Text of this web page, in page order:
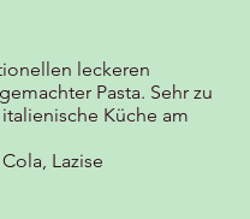
leckeren
Pasta. Sehr zu
Küche am
Lazise